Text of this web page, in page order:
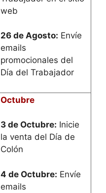
web
26 de Agosto: Envíe
emails
promocionales del
Día del Trabajador
Octubre
3 de Octubre: Inicie
la venta del Día de
Colón
4 de Octubre: Envíe
emails